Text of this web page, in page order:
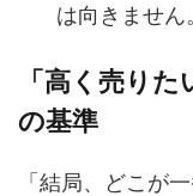
は向きません
「高く売り
の基準
「結局、どこが